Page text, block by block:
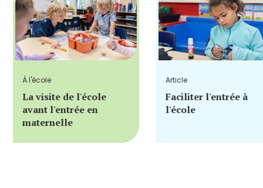
À l'école
La visite de l'école
avant l'entrée en
maternelle
Article
Faciliter l'entrée à
l'école